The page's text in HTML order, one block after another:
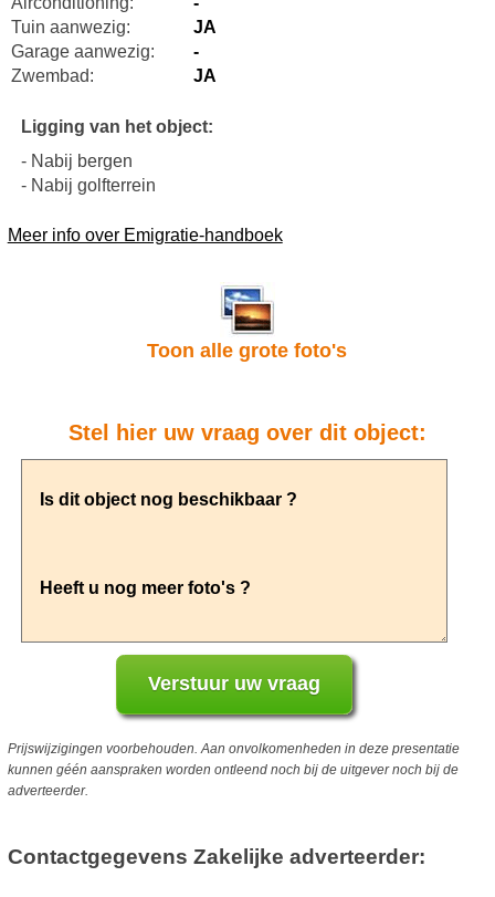
Tuin aanwezig:
JA
Garage aanwezig:
-
Zwembad:
JA
Ligging van het object:
- Nabij bergen
- Nabij golfterrein
Meer info over Emigratie-handboek
Toon alle grote foto's
Stel hier uw vraag over dit object:
Prijswijzigingen voorbehouden. Aan onvolkomenheden in deze presentatie
kunnen géén aanspraken worden ontleend noch bij de uitgever noch bij de
adverteerder.
Contactgegevens Zakelijke adverteerder: